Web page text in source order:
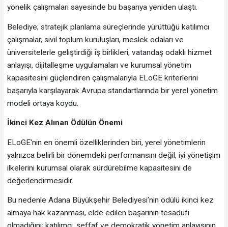
yönelik çalışmaları sayesinde bu başarıya yeniden ulaştı.
Belediye; stratejik planlama süreçlerinde yürüttüğü katılımcı
çalışmalar, sivil toplum kuruluşları, meslek odaları ve
üniversitelerle geliştirdiği iş birlikleri, vatandaş odaklı hizmet
anlayışı, dijitalleşme uygulamaları ve kurumsal yönetim
kapasitesini güçlendiren çalışmalarıyla ELoGE kriterlerini
başarıyla karşılayarak Avrupa standartlarında bir yerel yönetim
modeli ortaya koydu.
İkinci Kez Alınan Ödülün Önemi
ELoGE'nin en önemli özelliklerinden biri, yerel yönetimlerin
yalnızca belirli bir dönemdeki performansını değil, iyi yönetişim
ilkelerini kurumsal olarak sürdürebilme kapasitesini de
değerlendirmesidir.
Bu nedenle Adana Büyükşehir Belediyesi’nin ödülü ikinci kez
almaya hak kazanması, elde edilen başarının tesadüfi